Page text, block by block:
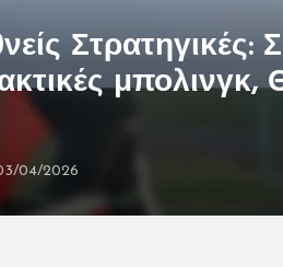
Στρατηγικές:
μπολινγκ,
04/2026